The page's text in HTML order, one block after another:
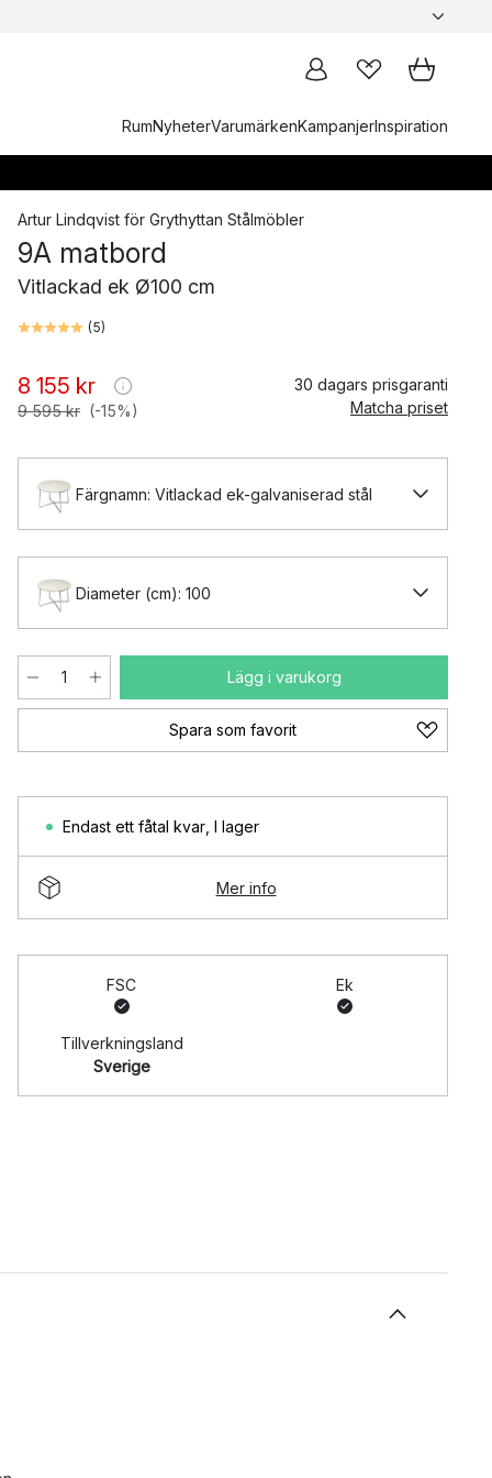
RumNyheterVarumärkenKampanjerInspiration
Artur Lindqvist för Grythyttan Stålmöbler
9A matbord
Vitlackad ek Ø100 cm
(5)
8 155 kr
9 595 kr (-15%)
30 dagars prisgaranti
Matcha priset
Färgnamn: Vitlackad ek-galvaniserad stål
Diameter (cm): 100
Lägg i varukorg
Spara som favorit
Endast ett fåtal kvar I lager
Mer info
FSC Ek
Tillverkningsland
Sverige